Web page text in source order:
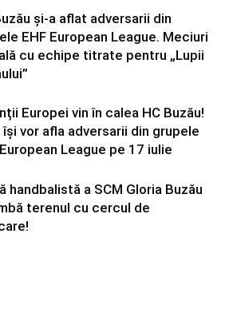
și-a aflat adversarii din
EHF European League. Meciuri
cu echipe titrate pentru „Lupii
Europei vin în calea HC Buzău!
își vor afla adversarii din grupele
League pe 17 iulie
handbalistă a SCM Gloria Buzău
terenul cu cercul de